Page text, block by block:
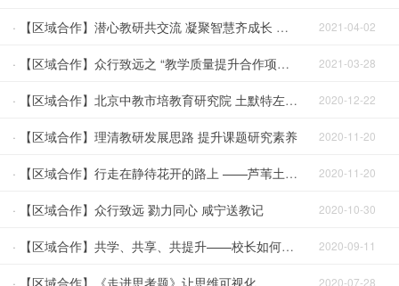
· 【区域合作】潜心教研共交流 凝聚智慧齐成长 ——记芦苇土左旗初中语文名师工作室活动 2021-04-02
· 【区域合作】众行致远之 “教学质量提升合作项目”启动仪式 暨专题研修活动在宁夏⾃治区宁东学校举行 2021-03-28
· 【区域合作】北京中教市培教育研究院 土默特左旗专家工作站中期推进汇报现场会 在金山学校召开 2020-12-22
· 【区域合作】理清教研发展思路 提升课题研究素养 2020-11-20
· 【区域合作】行走在静待花开的路上 ——芦苇土左旗语文名师工作室活动 2020-11-20
· 【区域合作】众行致远 勠力同心 咸宁送教记 2020-10-30
· 【区域合作】共学、共享、共提升——校长如何应对突发事件 2020-09-11
· 【区域合作】《走进思考题》让思维可视化 2020-07-28